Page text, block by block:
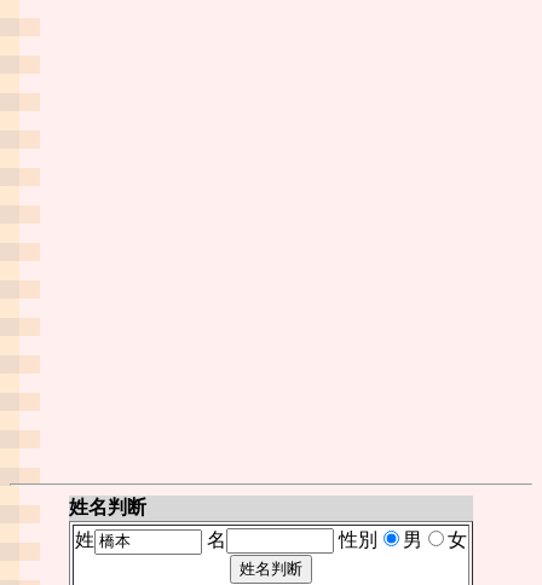
姓名判断
姓
名 性別 男 女